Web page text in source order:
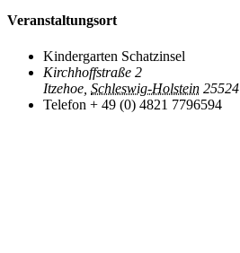
Veranstaltungsort
Kindergarten Schatzinsel
Kirchhoffstraße 2
Itzehoe Schleswig-Holstein 25524
Telefon + 49 (0) 4821 7796594